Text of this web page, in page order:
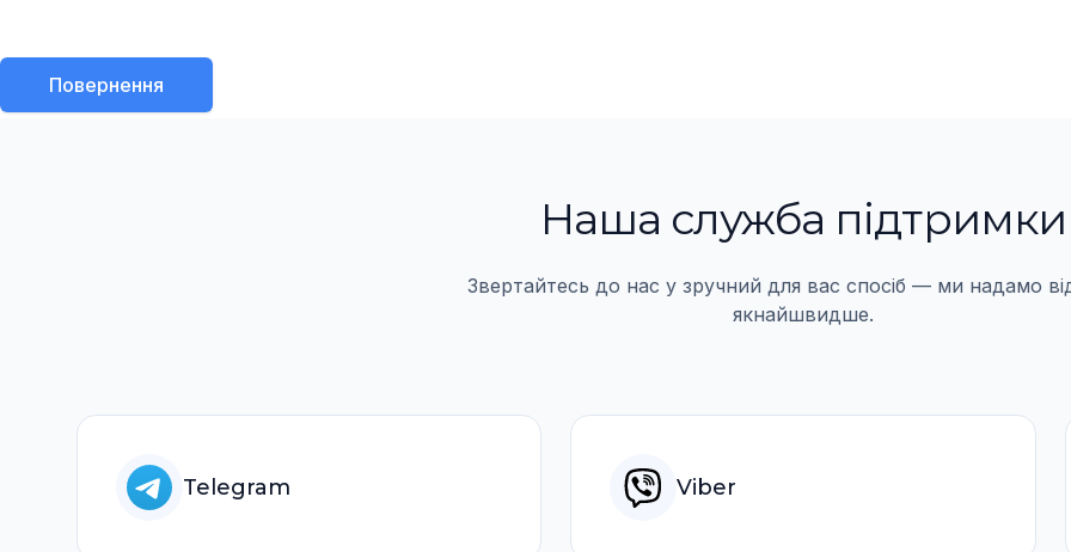
Повернення
Наша служба підтримки
Звертайтесь до нас у зручний для вас спосіб — ми надамо
якнайшвидше.
Telegram Viber